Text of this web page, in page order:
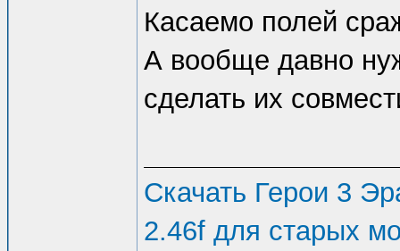
Касаемо полей
А вообще давно
сделать их
Скачать Герои 3
2.46f для старых